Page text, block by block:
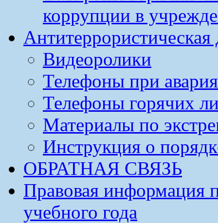
коррупции в
Антитеррористическая
Видеоролики
Телефоны при
Телефоны горячих
Материалы по
Инструкция о
ОБРАТНАЯ СВЯЗЬ
Правовая информация
учебного года